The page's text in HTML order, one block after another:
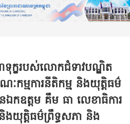
ក្ខរបស់លោកជំទាវបណ្ឌិត​
ៈកម្មការនីតិកម្ម និងយុត្តិធម៌​
ឯកឧត្តម គឹម ធា​ លេខាធិការ
ងយុត្តិធម៌ព្រឹទ្ធសភា និង